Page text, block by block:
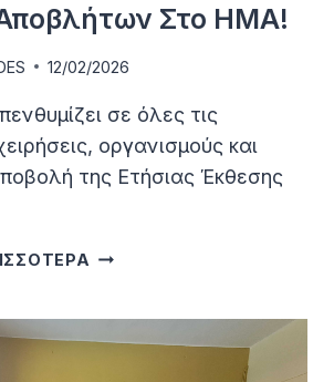
Στο ΗΜΑ!
12/02/2026
σε όλες τις
οργανισμούς και
της Ετήσιας Έκθεσης
ΥΠΟΧΡΕΩΤΙΚΉ